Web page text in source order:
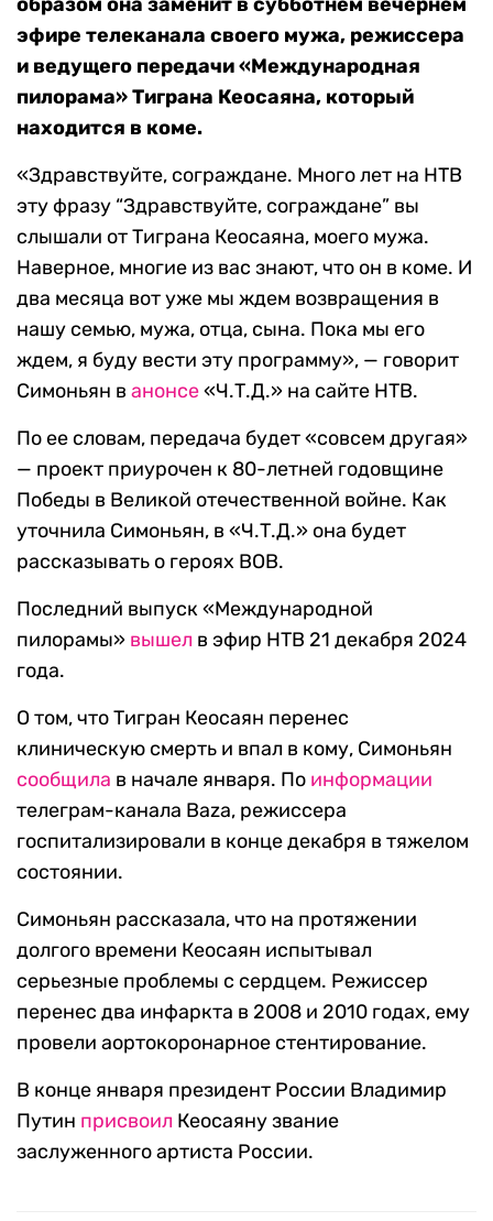
эфире телеканала своего мужа, режиссера
и ведущего передачи «Международная
пилорама» Тиграна Кеосаяна, который
находится в коме.
«Здравствуйте, сограждане. Много лет на НТВ
эту фразу “Здравствуйте, сограждане” вы
слышали от Тиграна Кеосаяна, моего мужа.
Наверное, многие из вас знают, что он в коме. И
два месяца вот уже мы ждем возвращения в
нашу семью, мужа, отца, сына. Пока мы его
ждем, я буду вести эту программу», — говорит
Симоньян в анонсе«Ч.Т.Д.» на сайте НТВ.
По ее словам, передача будет «совсем другая»
— проект приурочен к 80-летней годовщине
Победы в Великой отечественной войне. Как
уточнила Симоньян, в «Ч.Т.Д.» она будет
рассказывать о героях ВОВ.
Последний выпуск «Международной
пилорамы» вышел в эфир НТВ 21 декабря 2024
года.
О том, что Тигран Кеосаян перенес
клиническую смерть и впал в кому, Симоньян
сообщила в начале января. По информации
телеграм-канала Baza, режиссера
госпитализировали в конце декабря в тяжелом
состоянии.
Симоньян рассказала, что на протяжении
долгого времени Кеосаян испытывал
серьезные проблемы с сердцем. Режиссер
перенес два инфаркта в 2008 и 2010 годах, ему
провели аортокоронарное стентирование.
В конце января президент России Владимир
Путин присвоил Кеосаяну звание
заслуженного артиста России.